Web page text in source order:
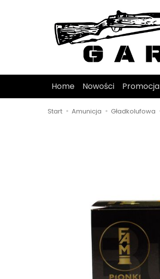
Home Nowości Promocja
Start Amunicja Gładkolufowa